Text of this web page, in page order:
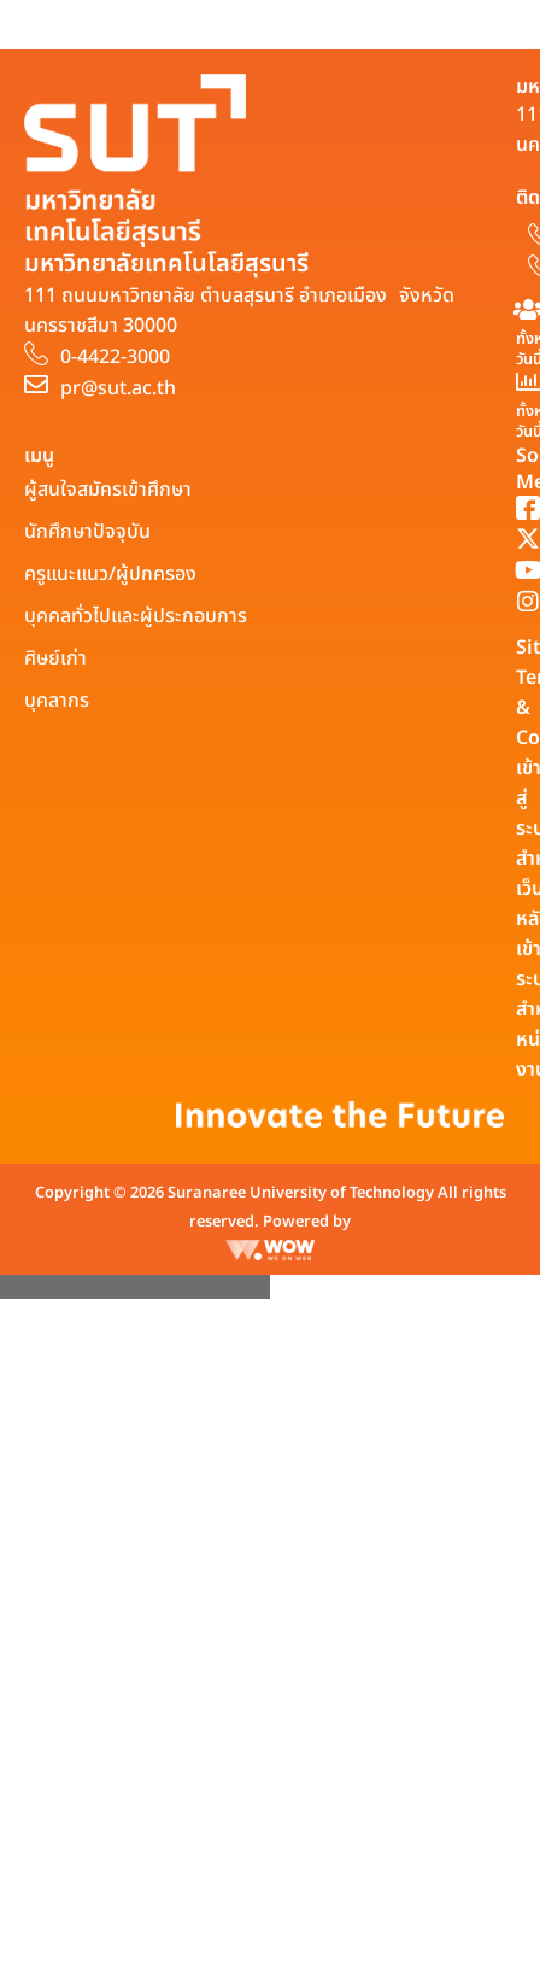
มหาวิทยาลัยเทคโนโลยีสุรนารี
111 ถนนมหาวิทยาลัย ตำบลสุรนารี อำเภอเมือง จังหวัด
นครราชสีมา 30000
0-4422-3000
pr@sut.ac.th
ม
น
ติ
ทั้ง
วัน
ทั้ง
วัน
เมนู
ผู้สนใจสมัครเข้าศึกษา
นักศึกษาปัจจุบัน
ครูแนะแนว/ผู้ปกครอง
บุคคลทั่วไปและผู้ประกอบการ
ศิษย์เก่า
บุคลากร
&
เข้า
สู่
ร
ส
เ
ห
เข้
ร
ส
ห
ง
Copyright © 2026 Suranaree University of Technology All rights
reserved. Powered by